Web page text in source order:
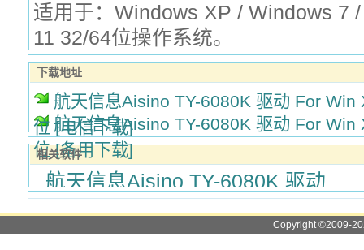
适用于：Windows XP / Windows 7
11 32/64位操作系统。
下载地址
航天信息Aisino TY-6080K 驱动 For
位 [电信下载]
航天信息Aisino TY-6080K 驱动 For
位 [备用下载]
相关软件
航天信息Aisino TY-6080K 驱动
Copyright ©2009-